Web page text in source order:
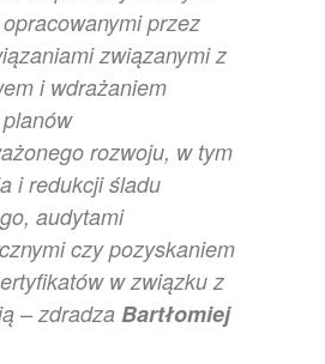
przez
związanymi z
i wdrażaniem
rozwoju, w tym
i redukcji śladu
audytami
czy pozyskaniem
w związku z
– zdradza Bartłomiej